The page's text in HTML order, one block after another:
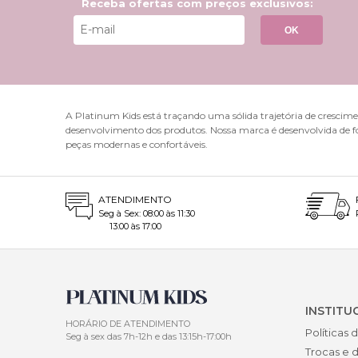
Nos dias
mesmo
Look
Para
Estilo
visual
Por
Platinum
cada
Receba ofertas com preços exclusivos:
OK
A Platinum Kids está traçando uma sólida trajetória de
desenvolvimento dos produtos. Nossa marca é desenvolvida
peças modernas e confortáveis.
ATENDIMENTO
Seg à Sex: 08:00 às 11:30
13:00 às 17:00
HORÁRIO DE ATENDIMENTO
Seg à sex das 7h-12h e das 13:15h-17:00h
Políticas
Trocas e